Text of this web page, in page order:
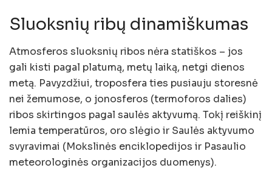
Sluoksnių ribų dinamiškumas
Atmosferos sluoksnių ribos nėra statiškos – jos
gali kisti pagal platumą, metų laiką, netgi dienos
metą. Pavyzdžiui, troposfera ties pusiauju storesnė
nei žemumose, o jonosferos (termoforos dalies)
ribos skirtingos pagal saulės aktyvumą. Tokį reiškinį
lemia temperatūros, oro slėgio ir Saulės aktyvumo
svyravimai (Mokslinės enciklopedijos ir Pasaulio
meteorologinės organizacijos duomenys).